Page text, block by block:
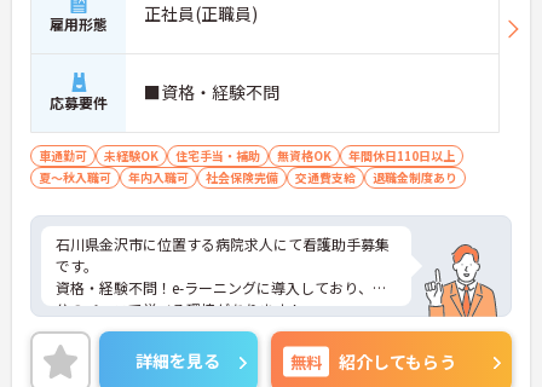
雇用形態 正社員(正職員)
応募要件 ■資格・経験不問
車通勤可 未経験OK 住宅手当・補助 無資格OK
年間休日110日以上
夏～秋入職可
年内入職可 社会保険完備 交通費支給 退職金制度あり
石川県金沢市に位置する病院求人にて看護助手募集
です。
資格・経験不問！e-ラーニングに導入しており、自
分のペースで学べる環境があります！
ご興味ある方には、面接対策ポイントなど、さらに
詳細をお話しいたしますのでお気軽にご相談くださ
い！
詳細を見る 無料 紹介してもらう